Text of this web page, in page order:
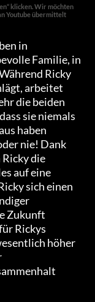
klicken. Wir möchten
Youtube übermittelt
in
Familie, in
Ricky
arbeitet
die beiden
sie niemals
haben
nie! Dank
die
auf eine
sich einen
Zukunft
Rickys
höher